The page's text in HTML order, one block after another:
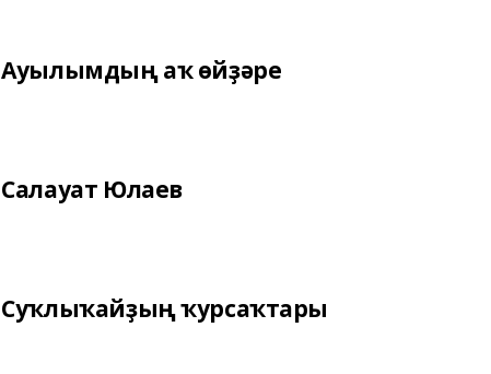
Ауылымдың аҡ өйҙәре
Салауат Юлаев
Суҡлыҡайҙың ҡурсаҡтары